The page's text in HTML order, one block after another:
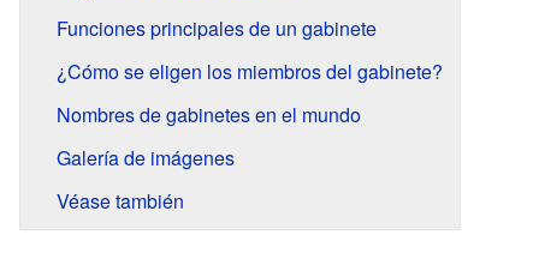
Funciones principales de un gabinete
¿Cómo se eligen los miembros del gabinete?
Nombres de gabinetes en el mundo
Galería de imágenes
Véase también